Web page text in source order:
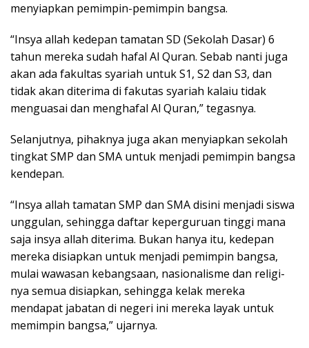
menyiapkan pemimpin-pemimpin bangsa.
“Insya allah kedepan tamatan SD (Sekolah Dasar) 6
tahun mereka sudah hafal Al Quran. Sebab nanti juga
akan ada fakultas syariah untuk S1, S2 dan S3, dan
tidak akan diterima di fakutas syariah kalaiu tidak
menguasai dan menghafal Al Quran,” tegasnya.
Selanjutnya, pihaknya juga akan menyiapkan sekolah
tingkat SMP dan SMA untuk menjadi pemimpin bangsa
kendepan.
“Insya allah tamatan SMP dan SMA disini menjadi siswa
unggulan, sehingga daftar keperguruan tinggi mana
saja insya allah diterima. Bukan hanya itu, kedepan
mereka disiapkan untuk menjadi pemimpin bangsa,
mulai wawasan kebangsaan, nasionalisme dan religi-
nya semua disiapkan, sehingga kelak mereka
mendapat jabatan di negeri ini mereka layak untuk
memimpin bangsa,” ujarnya.